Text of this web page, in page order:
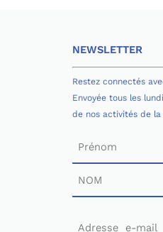
NEWSLETTER
Restez connectés
Envoyée tous les
de nos activités de la